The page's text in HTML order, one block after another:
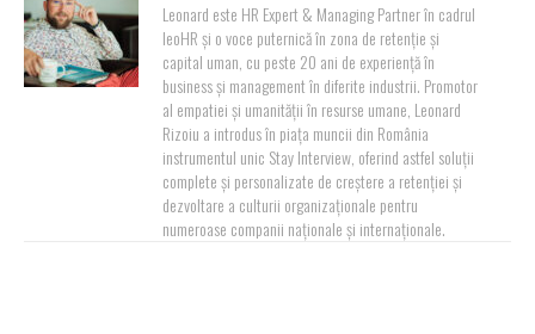
Leonard este HR Expert & Managing Partner în cadrul
leoHR și o voce puternică în zona de retenție și
capital uman, cu peste 20 ani de experiență în
business și management în diferite industrii. Promotor
al empatiei și umanității în resurse umane, Leonard
Rizoiu a introdus în piața muncii din România
instrumentul unic Stay Interview, oferind astfel soluții
complete și personalizate de creștere a retenției și
dezvoltare a culturii organizaționale pentru
numeroase companii naționale și internaționale.